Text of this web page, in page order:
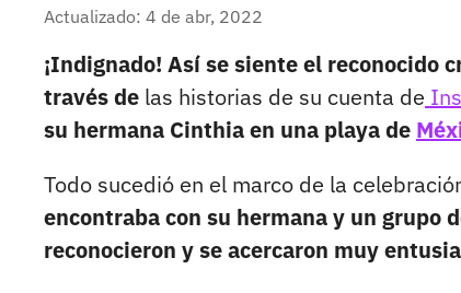
Actualizado: 4 de abr, 2022
¡Indignado! Así se siente el reconocido
través de las historias de su cuenta de
su hermana Cinthia en una playa de
Todo sucedió en el marco de la
encontraba con su hermana y un grupo
reconocieron y se acercaron muy